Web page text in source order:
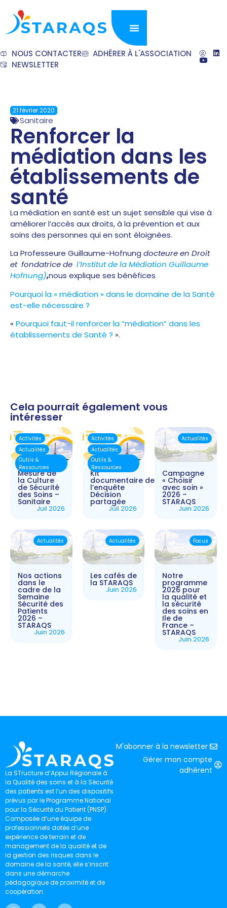
NOUS CONTACTER
ADHÉRER À L'ASSOCIATION
NEWSLETTER
21 février 2020
Sanitaire
Renforcer la
médiation dans les
établissements de
santé
La médiation en santé est un sujet sensible qui vise à
améliorer l’accès aux droits, à la prévention et aux
soins des personnes qui en sont éloignées.
La Professeure Guillaume-Hofnung docteure en Droit
et fondatrice de l’Institut de la Médiation Guillaume
Hofnung),nous explique ses bénéfices
Pourquoi la « médiation » dans le domaine de la Santé
est-elle nécessaire ?
« Pourquoi faut-il renforcer la “médiation” dans les
établissements de Santé ? ».
Cela pourrait également vous
intéresser
Mesure de
la Culture
de Sécurité
des Soins –
Sanitaire
Juil 2026
Activités
Actualités
Outils &
Ressources
Kit
documentaire de
l’enquête
Décision
partagée
Juil 2026
Activités
Actualités
Outils &
Ressources
Campagne
« Choisir
avec soin »
2026 –
STARAQS
Juin 2026
Actualités
Nos actions
dans le
cadre de la
Semaine
Sécurité des
Patients
2026 –
STARAQS
Juin 2026
Actualités
Les cafés de
la STARAQS
Juin 2026
Actualités
Notre
programme
2026 pour
la qualité et
la sécurité
des soins en
Ile de
France –
STARAQS
Juin 2026
Focus
La STructure d’Appui Régionale à
la Qualité des soins et à la Sécurité
des patients est l’un des dispositifs
prévus par le Programme National
pour la Sécurité du Patient (PNSP).
Composée d’une équipe de
professionnels dotée d’une
expérience de terrain et de
management de la qualité et de
la gestion des risques dans le
domaine de la santé, elle s’inscrit
dans une démarche
pédagogique de proximité et de
coopération.
M'abonner à la newsletter
Gérer mon compte
adhérent